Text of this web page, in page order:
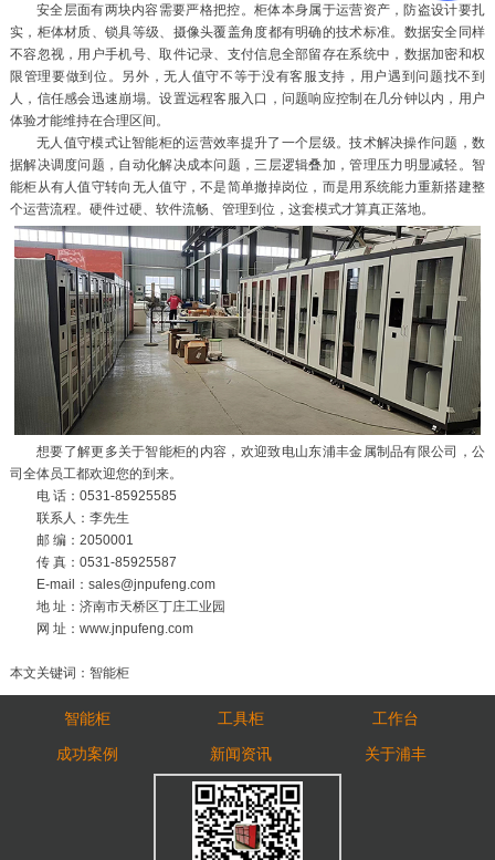
安全层面有两块内容需要严格把控。柜体本身属于运营资产，防盗设计要扎
实，柜体材质、锁具等级、摄像头覆盖角度都有明确的技术标准。数据安全同样
不容忽视，用户手机号、取件记录、支付信息全部留存在系统中，数据加密和权
限管理要做到位。另外，无人值守不等于没有客服支持，用户遇到问题找不到
人，信任感会迅速崩塌。设置远程客服入口，问题响应控制在几分钟以内，用户
体验才能维持在合理区间。
无人值守模式让智能柜的运营效率提升了一个层级。技术解决操作问题，数
据解决调度问题，自动化解决成本问题，三层逻辑叠加，管理压力明显减轻。智
能柜从有人值守转向无人值守，不是简单撤掉岗位，而是用系统能力重新搭建整
个运营流程。硬件过硬、软件流畅、管理到位，这套模式才算真正落地。
想要了解更多关于智能柜的内容，欢迎致电山东浦丰金属制品有限公司，公
司全体员工都欢迎您的到来。
电 话：0531-85925585
联系人：李先生
邮 编：2050001
传 真：0531-85925587
E-mail：sales@jnpufeng.com
地 址：济南市天桥区丁庄工业园
网 址：www.jnpufeng.com
本文关键词：智能柜
智能柜 工具柜
工作台
成功案例
新闻资讯 关于浦丰